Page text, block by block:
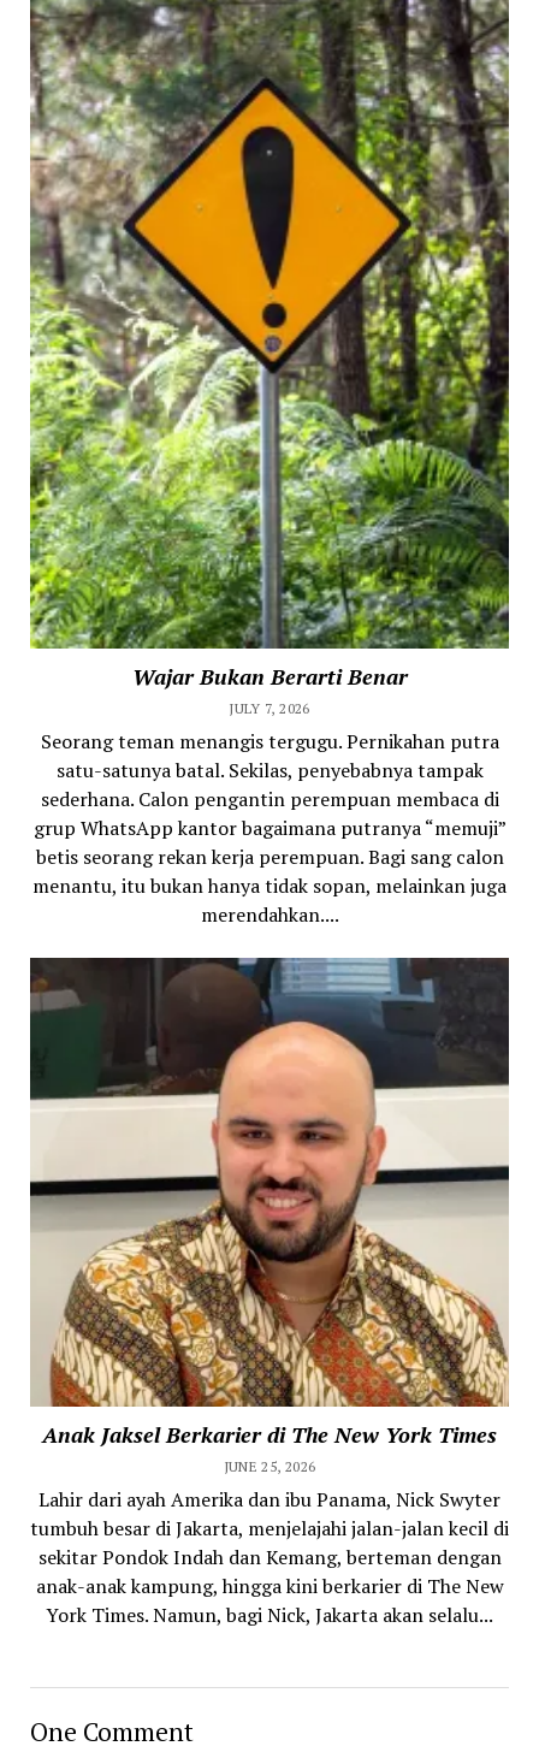
Wajar Bukan Berarti Benar
JULY 7, 2026
Seorang teman menangis tergugu. Pernikahan putra
satu-satunya batal. Sekilas, penyebabnya tampak
sederhana. Calon pengantin perempuan membaca di
grup WhatsApp kantor bagaimana putranya “memuji”
betis seorang rekan kerja perempuan. Bagi sang calon
menantu, itu bukan hanya tidak sopan, melainkan juga
merendahkan....
Anak Jaksel Berkarier di The New York Times
JUNE 25, 2026
Lahir dari ayah Amerika dan ibu Panama, Nick Swyter
tumbuh besar di Jakarta, menjelajahi jalan-jalan kecil di
sekitar Pondok Indah dan Kemang, berteman dengan
anak-anak kampung, hingga kini berkarier di The New
York Times. Namun, bagi Nick, Jakarta akan selalu...
One Comment